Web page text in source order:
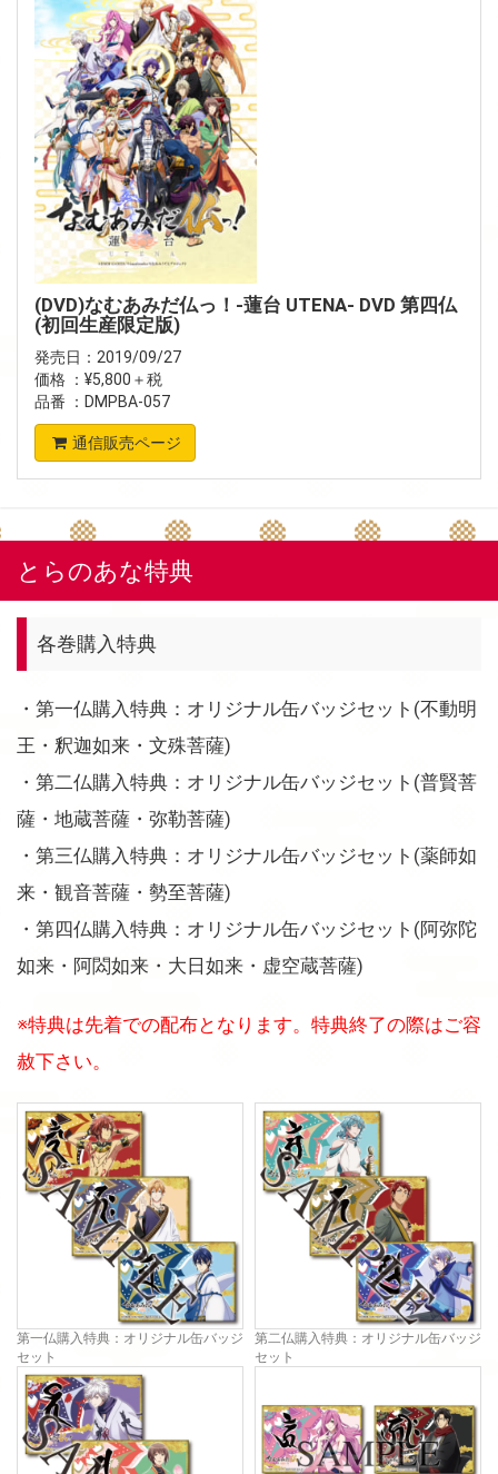
(DVD)なむあみだ仏っ！-蓮台 UTENA- DVD 第四仏
(初回生産限定版)
発売日：2019/09/27
価格 ：¥5,800＋税
品番 ：DMPBA-057
通信販売ページ
とらのあな特典
各巻購入特典
・第一仏購入特典：オリジナル缶バッジセット(不動明
王・釈迦如来・文殊菩薩)
・第二仏購入特典：オリジナル缶バッジセット(普賢菩
薩・地蔵菩薩・弥勒菩薩)
・第三仏購入特典：オリジナル缶バッジセット(薬師如
来・観音菩薩・勢至菩薩)
・第四仏購入特典：オリジナル缶バッジセット(阿弥陀
如来・阿閦如来・大日如来・虚空蔵菩薩)
※特典は先着での配布となります。特典終了の際はご容
赦下さい。
第一仏購入特典：オリジナル缶バッジ
セット
(不動明王・釈迦如来・文殊菩薩)
第二仏購入特典：オリジナル缶バッジ
セット